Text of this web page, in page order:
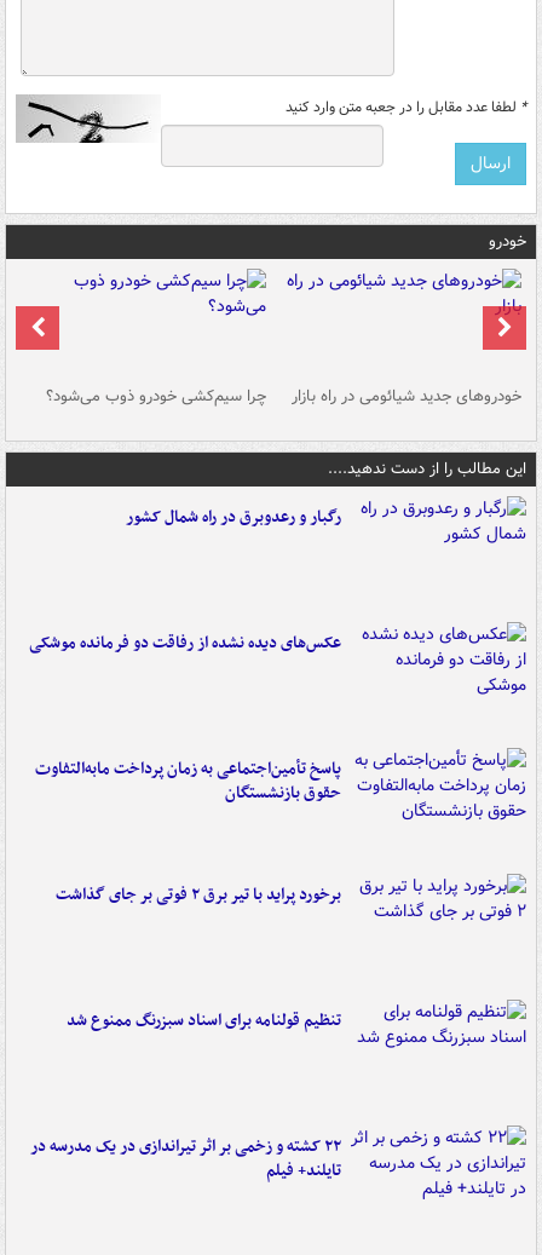
* لطفا عدد مقابل را در جعبه متن وارد کنید
خودرو
خودروهای جدید شیائومی در راه بازار چرا سیم‌کشی خودرو ذوب می‌شود؟
این مطالب را از دست ندهید....
رگبار و رعدوبرق در راه شمال کشور
عکس‌های دیده نشده از رفاقت دو فرمانده‌ موشکی
پاسخ تأمین‌اجتماعی به زمان پرداخت مابه‌التفاوت
حقوق بازنشستگان
برخورد پراید با تیر برق ۲ فوتی بر جای گذاشت
تنظیم قولنامه برای اسناد سبزرنگ ممنوع شد
۲۲ کشته و زخمی بر اثر تیراندازی در یک مدرسه در
تایلند+ فیلم